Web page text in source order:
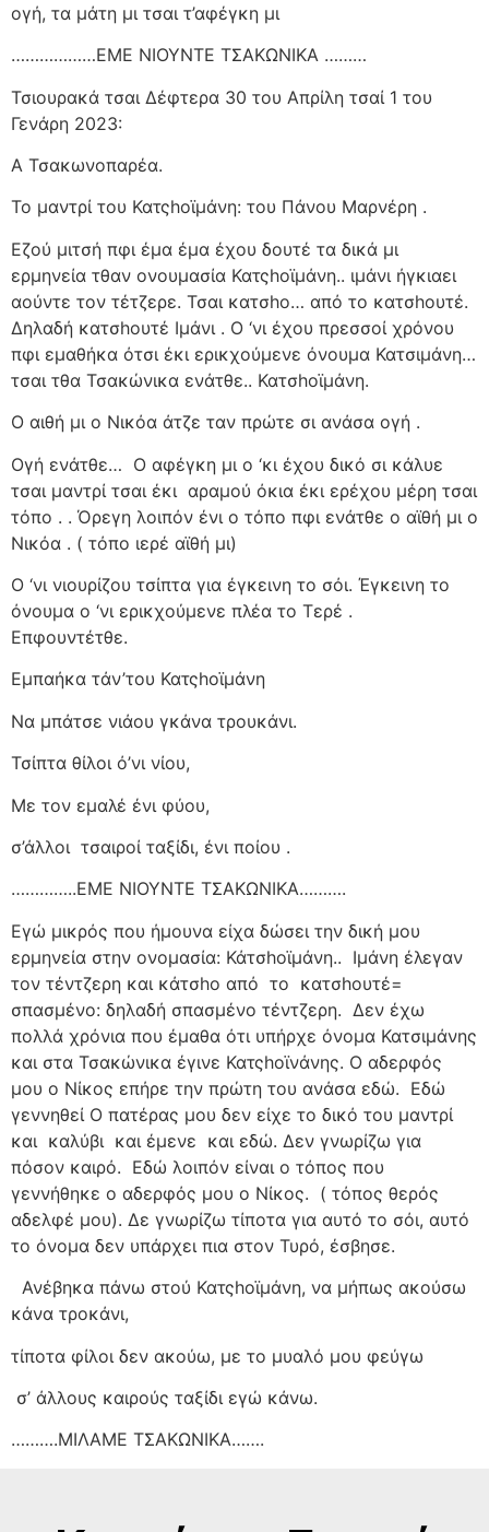
ογή, τα μάτη μι τσαι τ’αφέγκη μι
………………ΕΜΕ ΝΙΟΥΝΤΕ ΤΣΑΚΩΝΙΚΑ ………
Τσιουρακά τσαι Δέφτερα 30 του Απρίλη τσαί 1 του
Γενάρη 2023:
Α Τσακωνοπαρέα.
Το μαντρί του Κατςhοϊμάνη: του Πάνου Μαρνέρη .
Εζού μιτσή πφι έμα έμα έχου δουτέ τα δικά μι
ερμηνεία τθαν ονουμασία Κατςhοϊμάνη.. ιμάνι ήγκιαει
αούντε τον τέτζερε. Τσαι κατσho… από το κατσhουτέ.
Δηλαδή κατσhουτέ Ιμάνι . Ο ‘νι έχου πρεσσοί χρόνου
πφι εμαθήκα ότσι έκι ερικχούμενε όνουμα Κατσιμάνη…
τσαι τθα Τσακώνικα ενάτθε.. Κατσhοϊμάνη.
Ο αιθή μι ο Νικόα άτζε ταν πρώτε σι ανάσα ογή .
Ογή ενάτθε… Ο αφέγκη μι ο ‘κι έχου δικό σι κάλυε
τσαι μαντρί τσαι έκι αραμού όκια έκι ερέχου μέρη τσαι
τόπο . . Όρεγη λοιπόν ένι ο τόπο πφι ενάτθε ο αϊθή μι ο
Νικόα . ( τόπο ιερέ αϊθή μι)
Ο ‘νι νιουρίζου τσίπτα για έγκεινη το σόι. Έγκεινη το
όνουμα ο ‘νι ερικχούμενε πλέα το Τερέ .
Επφουντέτθε.
Εμπαήκα τάν’του Κατςhοϊμάνη
Να μπάτσε νιάου γκάνα τρουκάνι.
Τσίπτα θίλοι ό’νι νίου,
Με τον εμαλέ ένι φύου,
σ’άλλοι τσαιροί ταξίδι, ένι ποίου .
…………..ΕΜΕ ΝΙΟΥΝΤΕ ΤΣΑΚΩΝΙΚΑ……….
Εγώ μικρός που ήμουνα είχα δώσει την δική μου
ερμηνεία στην ονομασία: Κάτσhοϊμάνη.. Ιμάνη έλεγαν
τον τέντζερη και κάτσho από το κατσhουτέ=
σπασμένο: δηλαδή σπασμένο τέντζερη. Δεν έχω
πολλά χρόνια που έμαθα ότι υπήρχε όνομα Κατσιμάνης
και στα Τσακώνικα έγινε Κατςhοϊνάνης. Ο αδερφός
μου ο Νίκος επήρε την πρώτη του ανάσα εδώ. Εδώ
γεννηθεί Ο πατέρας μου δεν είχε το δικό του μαντρί
και καλύβι και έμενε και εδώ. Δεν γνωρίζω για
πόσον καιρό. Εδώ λοιπόν είναι ο τόπος που
γεννήθηκε ο αδερφός μου ο Νίκος. ( τόπος θερός
αδελφέ μου). Δε γνωρίζω τίποτα για αυτό το σόι, αυτό
το όνομα δεν υπάρχει πια στον Τυρό, έσβησε.
Ανέβηκα πάνω στού Κατςhοϊμάνη, να μήπως ακούσω
κάνα τροκάνι,
τίποτα φίλοι δεν ακούω, με το μυαλό μου φεύγω
σ’ άλλους καιρούς ταξίδι εγώ κάνω.
……….ΜΙΛΑΜΕ ΤΣΑΚΩΝΙΚΑ…….